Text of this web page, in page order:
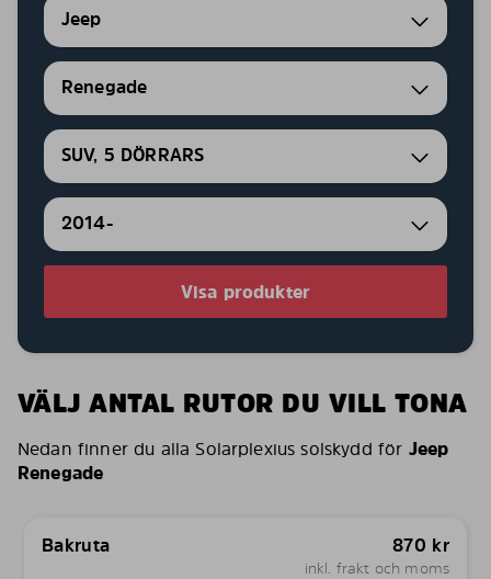
Jeep
Renegade
SUV, 5 DÖRRARS
2014-
Visa produkter
VÄLJ ANTAL RUTOR DU VILL TONA
Nedan finner du alla Solarplexius solskydd för Jeep
Renegade
Bakruta 870 kr
inkl. frakt och moms